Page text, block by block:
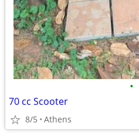
•
70 cc Scooter
8/5 Athens